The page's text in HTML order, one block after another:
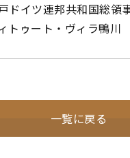
ドイツ連邦共和国総領
トゥート・ヴィラ鴨川
一覧に戻る